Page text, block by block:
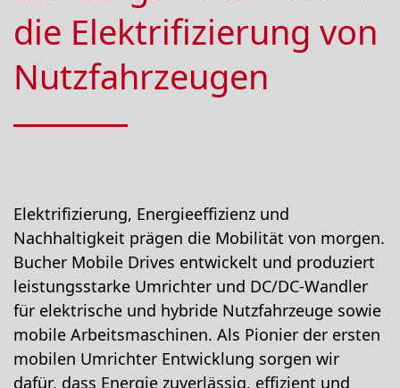
die Elektrifizierung von
Nutzfahrzeugen
Elektrifizierung, Energieeffizienz und
Nachhaltigkeit prägen die Mobilität von morgen.
Bucher Mobile Drives entwickelt und produziert
leistungsstarke Umrichter und DC/DC-Wandler
für elektrische und hybride Nutzfahrzeuge sowie
mobile Arbeitsmaschinen. Als Pionier der ersten
mobilen Umrichter Entwicklung sorgen wir
dafür, dass Energie zuverlässig, effizient und